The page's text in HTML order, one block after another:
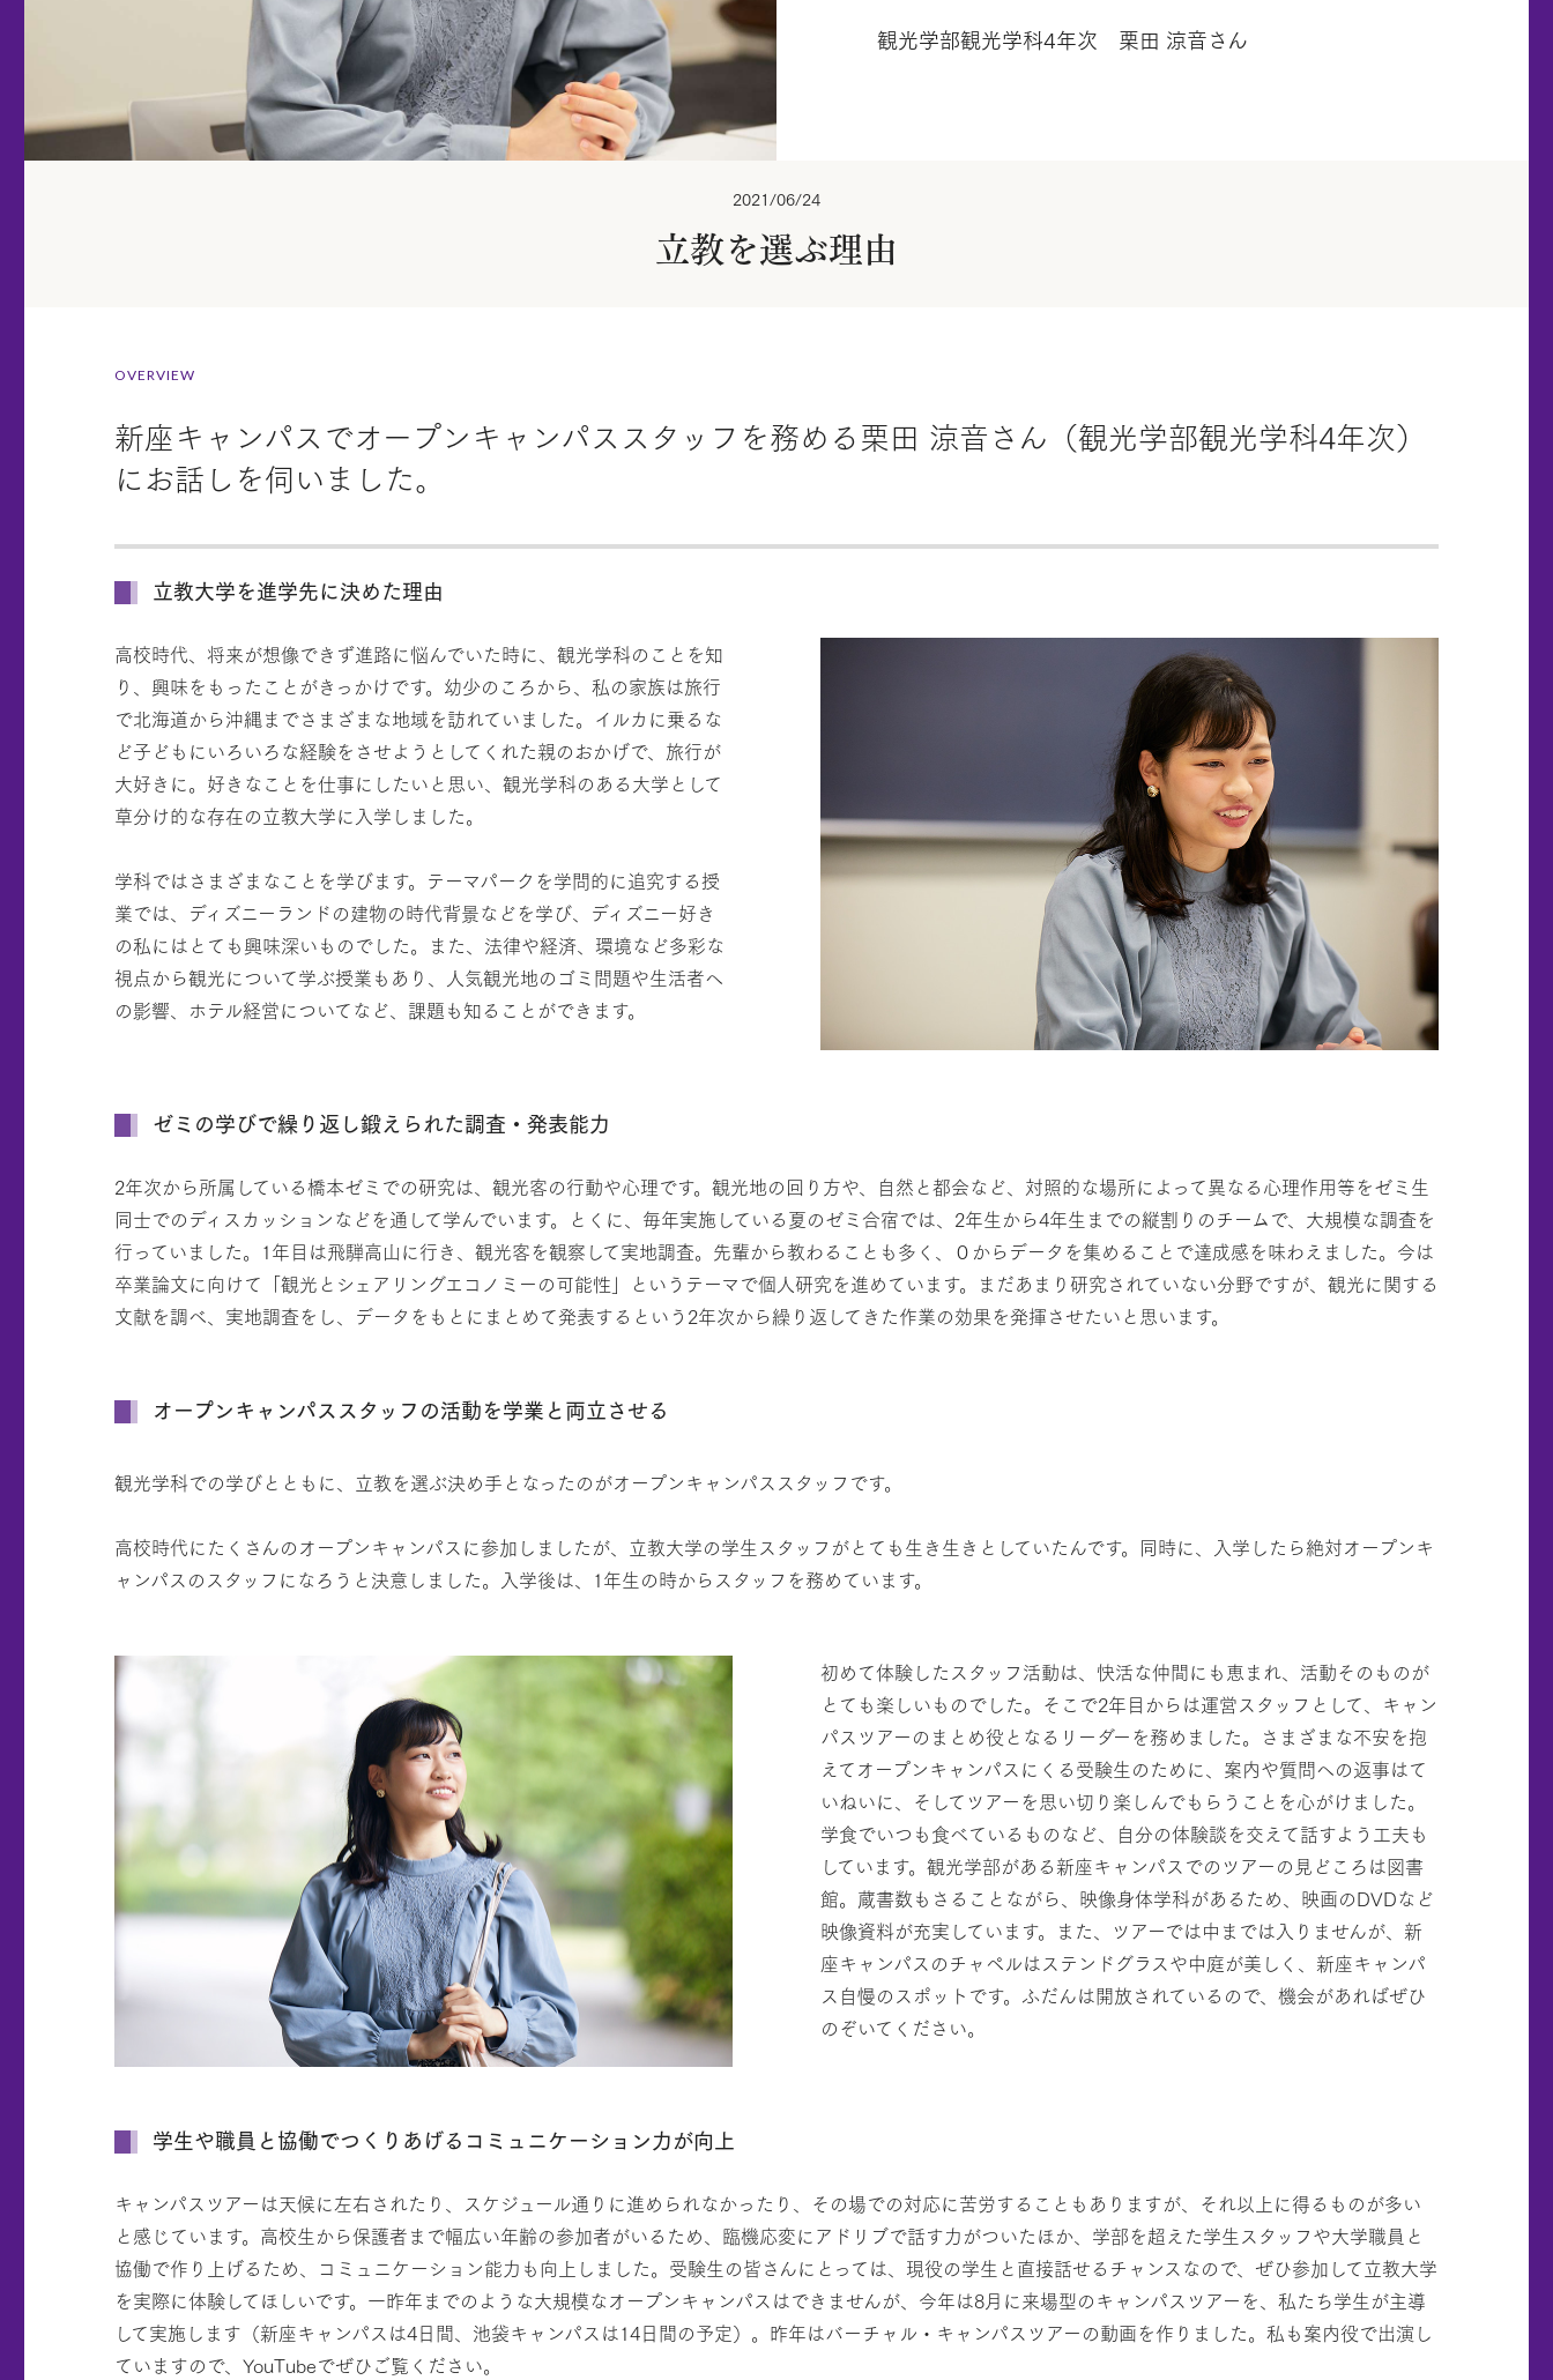
観光学部観光学科4年次 栗田 涼音さん
2021/06/24
立教を選ぶ理由
OVERVIEW
新座キャンパスでオープンキャンパススタッフを務める栗田 涼音さん（観光学部観光学科4年次）
にお話しを伺いました。
立教大学を進学先に決めた理由
高校時代、将来が想像できず進路に悩んでいた時に、観光学科のことを知
り、興味をもったことがきっかけです。幼少のころから、私の家族は旅行
で北海道から沖縄までさまざまな地域を訪れていました。イルカに乗るな
ど子どもにいろいろな経験をさせようとしてくれた親のおかげで、旅行が
大好きに。好きなことを仕事にしたいと思い、観光学科のある大学として
草分け的な存在の立教大学に入学しました。
学科ではさまざまなことを学びます。テーマパークを学問的に追究する授
業では、ディズニーランドの建物の時代背景などを学び、ディズニー好き
の私にはとても興味深いものでした。また、法律や経済、環境など多彩な
視点から観光について学ぶ授業もあり、人気観光地のゴミ問題や生活者へ
の影響、ホテル経営についてなど、課題も知ることができます。
ゼミの学びで繰り返し鍛えられた調査・発表能力
2年次から所属している橋本ゼミでの研究は、観光客の行動や心理です。観光地の回り方や、自然と都会など、対照的な場所によって異なる心理作用等をゼミ生
同士でのディスカッションなどを通して学んでいます。とくに、毎年実施している夏のゼミ合宿では、2年生から4年生までの縦割りのチームで、大規模な調査を
行っていました。1年目は飛騨高山に行き、観光客を観察して実地調査。先輩から教わることも多く、０からデータを集めることで達成感を味わえました。今は
卒業論文に向けて「観光とシェアリングエコノミーの可能性」というテーマで個人研究を進めています。まだあまり研究されていない分野ですが、観光に関する
文献を調べ、実地調査をし、データをもとにまとめて発表するという2年次から繰り返してきた作業の効果を発揮させたいと思います。
オープンキャンパススタッフの活動を学業と両立させる
観光学科での学びとともに、立教を選ぶ決め手となったのがオープンキャンパススタッフです。
高校時代にたくさんのオープンキャンパスに参加しましたが、立教大学の学生スタッフがとても生き生きとしていたんです。同時に、入学したら絶対オープンキ
ャンパスのスタッフになろうと決意しました。入学後は、1年生の時からスタッフを務めています。
初めて体験したスタッフ活動は、快活な仲間にも恵まれ、活動そのものが
とても楽しいものでした。そこで2年目からは運営スタッフとして、キャン
パスツアーのまとめ役となるリーダーを務めました。さまざまな不安を抱
えてオープンキャンパスにくる受験生のために、案内や質問への返事はて
いねいに、そしてツアーを思い切り楽しんでもらうことを心がけました。
学食でいつも食べているものなど、自分の体験談を交えて話すよう工夫も
しています。観光学部がある新座キャンパスでのツアーの見どころは図書
館。蔵書数もさることながら、映像身体学科があるため、映画のDVDなど
映像資料が充実しています。また、ツアーでは中までは入りませんが、新
座キャンパスのチャペルはステンドグラスや中庭が美しく、新座キャンパ
ス自慢のスポットです。ふだんは開放されているので、機会があればぜひ
のぞいてください。
学生や職員と協働でつくりあげるコミュニケーション力が向上
キャンパスツアーは天候に左右されたり、スケジュール通りに進められなかったり、その場での対応に苦労することもありますが、それ以上に得るものが多い
と感じています。高校生から保護者まで幅広い年齢の参加者がいるため、臨機応変にアドリブで話す力がついたほか、学部を超えた学生スタッフや大学職員と
協働で作り上げるため、コミュニケーション能力も向上しました。受験生の皆さんにとっては、現役の学生と直接話せるチャンスなので、ぜひ参加して立教大学
を実際に体験してほしいです。一昨年までのような大規模なオープンキャンパスはできませんが、今年は8月に来場型のキャンパスツアーを、私たち学生が主導
して実施します（新座キャンパスは4日間、池袋キャンパスは14日間の予定）。昨年はバーチャル・キャンパスツアーの動画を作りました。私も案内役で出演し
ていますので、YouTubeでぜひご覧ください。